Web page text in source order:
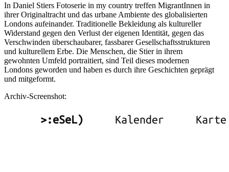
In Daniel Stiers Fotoserie in my country treffen MigrantInnen in
ihrer Originaltracht und das urbane Ambiente des globalisierten
Londons aufeinander. Traditionelle Bekleidung als kultureller
Widerstand gegen den Verlust der eigenen Identität, gegen das
Verschwinden überschaubarer, fassbarer Gesellschaftsstrukturen
und kulturellem Erbe. Die Menschen, die Stier in ihrem
gewohnten Umfeld portraitiert, sind Teil dieses modernen
Londons geworden und haben es durch ihre Geschichten geprägt
und mitgeformt.
Archiv-Screenshot: